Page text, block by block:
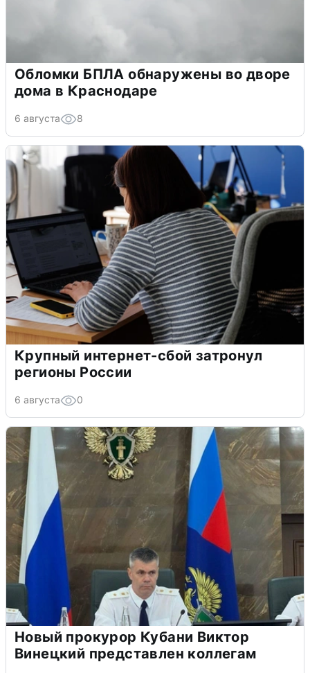
Обломки БПЛА обнаружены во дворе
дома в Краснодаре
6 августа 8
Крупный интернет-сбой затронул
регионы России
6 августа 0
Новый прокурор Кубани Виктор
Винецкий представлен коллегам